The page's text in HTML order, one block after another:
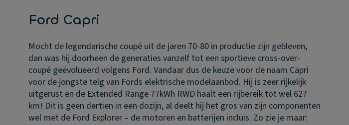
Ford Capri
Mocht de legendarische coupé uit de jaren 70-80 in productie zijn gebleven,
dan was hij doorheen de generaties vanzelf tot een sportieve cross-over-
coupé geëvolueerd volgens Ford. Vandaar dus de keuze voor de naam Capri
voor de jongste telg van Fords elektrische modelaanbod. Hij is zeer rijkelijk
uitgerust en de Extended Range 77kWh RWD haalt een rijbereik tot wel 627
km! Dit is geen dertien in een dozijn, al deelt hij het gros van zijn componenten
wel met de Ford Explorer – de motoren en batterijen incluis. Zo zie je maar: